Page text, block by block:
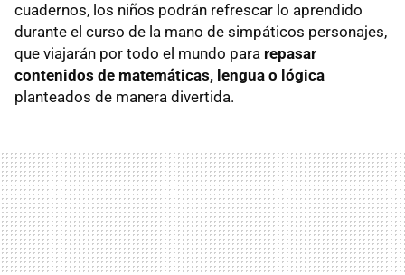
cuadernos, los niños podrán refrescar lo aprendido
durante el curso de la mano de simpáticos personajes,
que viajarán por todo el mundo para repasar
contenidos de matemáticas, lengua o lógica
planteados de manera divertida.